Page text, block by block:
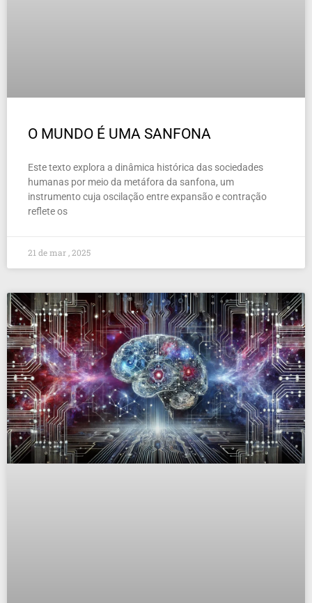
O MUNDO É UMA SANFONA
Este texto explora a dinâmica histórica das sociedades
humanas por meio da metáfora da sanfona, um
instrumento cuja oscilação entre expansão e contração
reflete os
21 de mar , 2025